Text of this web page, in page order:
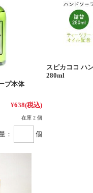
プ本体
¥638(税込)
在庫 2 個
： 個
スピカココ ハ
280ml